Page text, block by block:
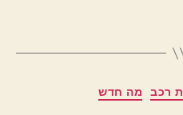
קטגוריות
רכב מה חדש